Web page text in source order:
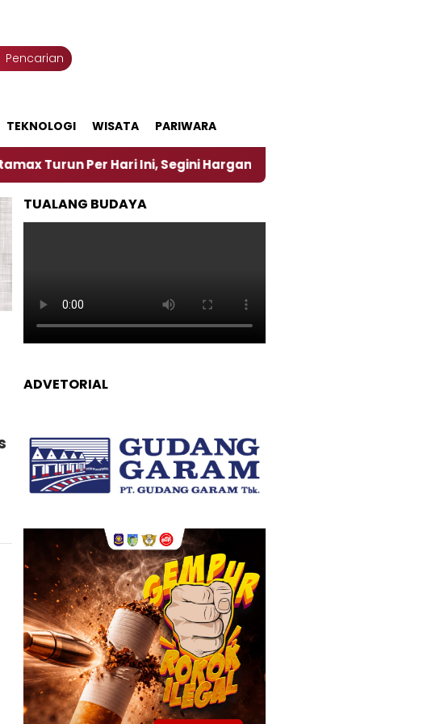
Pencarian
TEKNOLOGI WISATA PARIWARA
Per Hari Ini, Segini Harganya
TUALANG BUDAYA
ADVETORIAL